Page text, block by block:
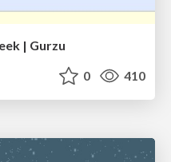
| Gurzu
0 410